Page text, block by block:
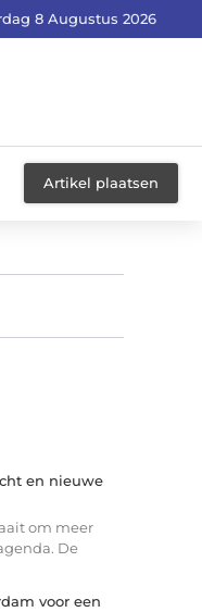
8 Augustus 2026
Artikel plaatsen
en nieuwe
om meer
De
voor een